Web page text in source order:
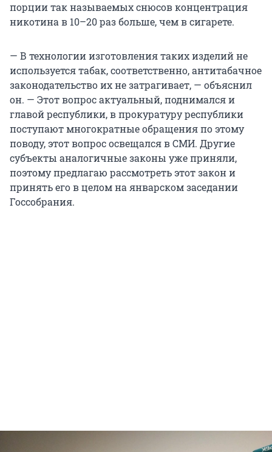
порции так называемых снюсов концентрация
никотина в 10–20 раз больше, чем в сигарете.
— В технологии изготовления таких изделий не
используется табак, соответственно, антитабачное
законодательство их не затрагивает, — объяснил
он. — Этот вопрос актуальный, поднимался и
главой республики, в прокуратуру республики
поступают многократные обращения по этому
поводу, этот вопрос освещался в СМИ. Другие
субъекты аналогичные законы уже приняли,
поэтому предлагаю рассмотреть этот закон и
принять его в целом на январском заседании
Госсобрания.